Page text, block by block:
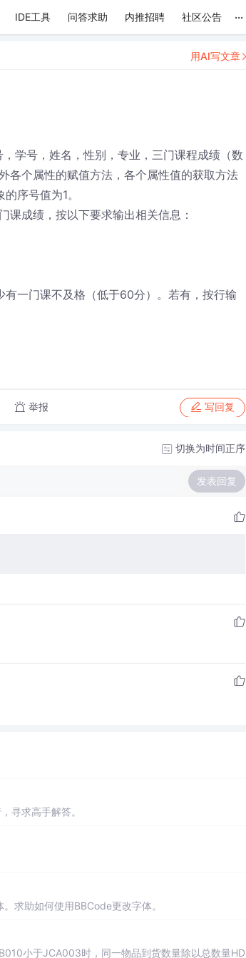
IDE工具 问答求助 内推招聘 社区公告 ...
学号，姓名，性别，专业，三门课程成绩（数
各个属性的赋值方法，各个属性值的获取方法
序号值为1。
成绩，按以下要求输出相关信息：
有一门课不及格（低于60分）。若有，按行输
举报 写回复
用AI写文章
切换为时间正序
发表回复
寻求高手解答。
求助如何使用BBCode更改字体。
小于JCA003时，同一物品到货数量除以总数量HD